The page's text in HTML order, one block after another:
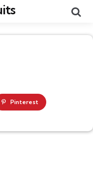
Pinterest